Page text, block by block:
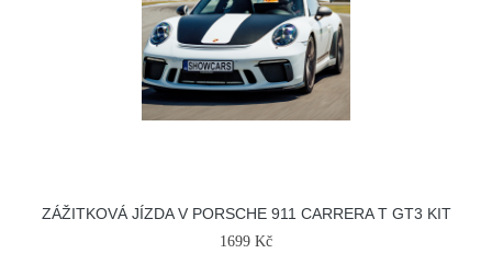
ZÁŽITKOVÁ JÍZDA V PORSCHE 911 CARRERA T GT3 KIT
1699 Kč